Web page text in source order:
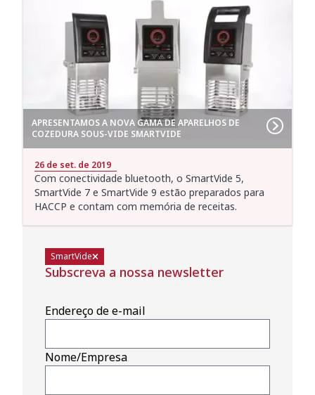
APRESENTAMOS A NOVA GAMA DE APARELHOS DE
COZEDURA SOUS-VIDE SMARTVIDE
26 de set. de 2019
Com conectividade bluetooth, o SmartVide 5,
SmartVide 7 e SmartVide 9 estão preparados para
HACCP e contam com memória de receitas.
SmartVide
Subscreva a nossa newsletter
Endereço de e-mail
Nome/Empresa